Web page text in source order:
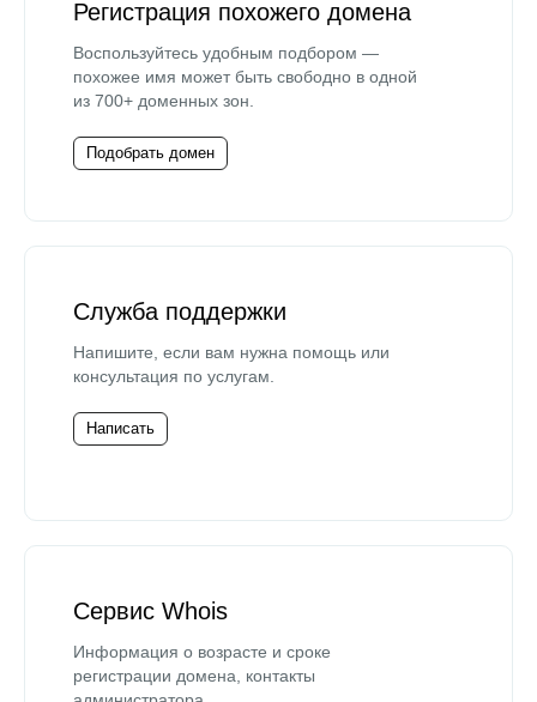
Регистрация похожего домена
Воспользуйтесь удобным подбором —
похожее имя может быть свободно в одной
из 700+ доменных зон.
Подобрать домен
Служба поддержки
Напишите, если вам нужна помощь или
консультация по услугам.
Написать
Сервис Whois
Информация о возрасте и сроке
регистрации домена, контакты